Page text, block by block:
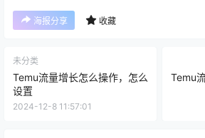
海报分享 收藏
未分类
Temu流量增长怎么操作，怎么
设置
2024-12-8 11:57:01
Temu